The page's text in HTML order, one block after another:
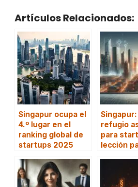
Artículos Relacionados:
Singapur ocupa el
4.º lugar en el
ranking global de
startups 2025
refugio
para
lección